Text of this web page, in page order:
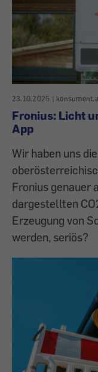
23.10.2025 |
Fronius: Licht
App
Wir haben uns
Fronius genauer
dargestellten
Erzeugung von
werden, seriös?